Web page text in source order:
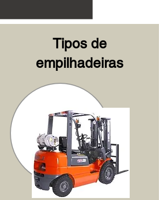
Tipos de
empilhadeiras